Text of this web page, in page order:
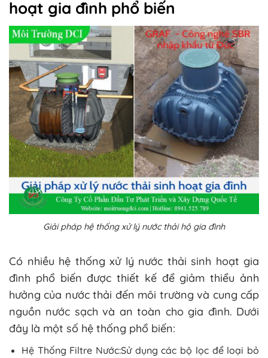
hoạt gia đình phổ biến
Giải pháp hệ thống xử lý nước thải hộ gia đình
Có nhiều hệ thống xử lý nước thải sinh hoạt gia
đình phổ biến được thiết kế để giảm thiểu ảnh
hưởng của nước thải đến môi trường và cung cấp
nguồn nước sạch và an toàn cho gia đình. Dưới
đây là một số hệ thống phổ biến:
Hệ Thống Filtre Nước:Sử dụng các bộ lọc để loại bỏ